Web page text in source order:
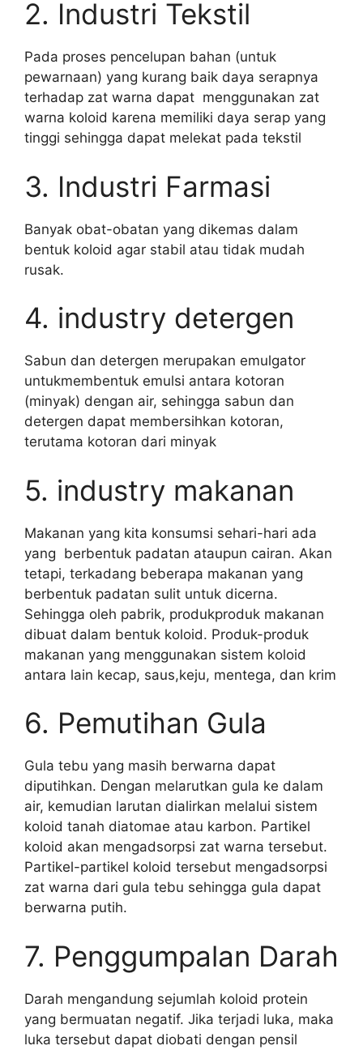
2. Industri Tekstil
Pada proses pencelupan bahan (untuk
pewarnaan) yang kurang baik daya serapnya
terhadap zat warna dapat menggunakan zat
warna koloid karena memiliki daya serap yang
tinggi sehingga dapat melekat pada tekstil
3. Industri Farmasi
Banyak obat-obatan yang dikemas dalam
bentuk koloid agar stabil atau tidak mudah
rusak.
4. industry detergen
Sabun dan detergen merupakan emulgator
untukmembentuk emulsi antara kotoran
(minyak) dengan air, sehingga sabun dan
detergen dapat membersihkan kotoran,
terutama kotoran dari minyak
5. industry makanan
Makanan yang kita konsumsi sehari-hari ada
yang berbentuk padatan ataupun cairan. Akan
tetapi, terkadang beberapa makanan yang
berbentuk padatan sulit untuk dicerna.
Sehingga oleh pabrik, produkproduk makanan
dibuat dalam bentuk koloid. Produk-produk
makanan yang menggunakan sistem koloid
antara lain kecap, saus,keju, mentega, dan krim
6. Pemutihan Gula
Gula tebu yang masih berwarna dapat
diputihkan. Dengan melarutkan gula ke dalam
air, kemudian larutan dialirkan melalui sistem
koloid tanah diatomae atau karbon. Partikel
koloid akan mengadsorpsi zat warna tersebut.
Partikel-partikel koloid tersebut mengadsorpsi
zat warna dari gula tebu sehingga gula dapat
berwarna putih.
7. Penggumpalan Darah
Darah mengandung sejumlah koloid protein
yang bermuatan negatif. Jika terjadi luka, maka
luka tersebut dapat diobati dengan pensil